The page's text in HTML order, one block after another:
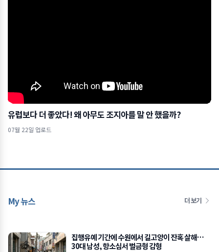
유럽보다 더 좋았다! 왜 아무도 조지아를 말 안 했을까?
07월 22일 업로드
My 뉴스 더 보기
집행유예 기간에 수원에서 길고양이 잔혹 살해…
30대 남성, 항소심서 벌금형 감형